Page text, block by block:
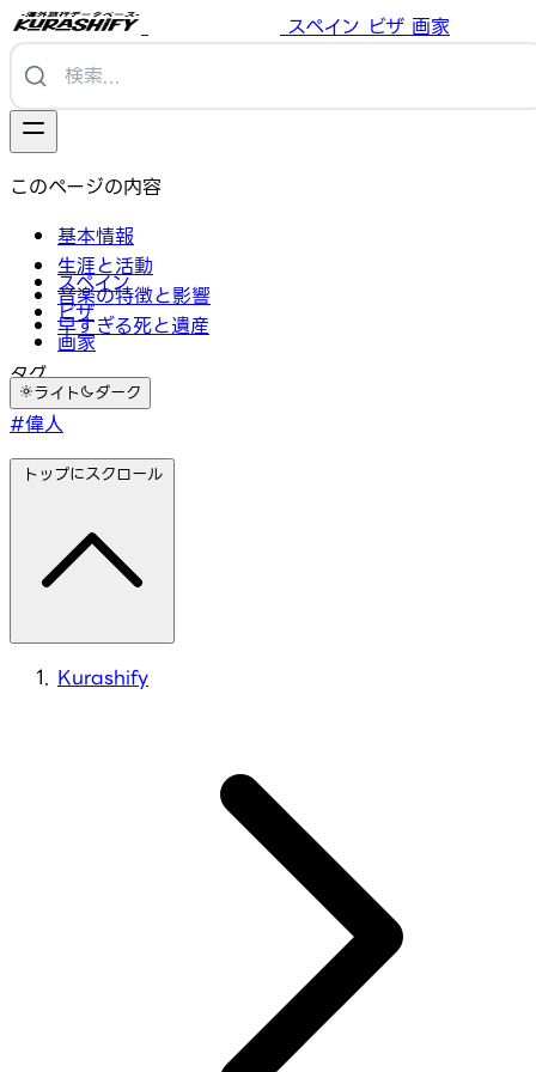
スペイン ビザ 画家
スペイン
ビザ
画家
ライト ダーク
このページの内容
基本情報
生涯と活動
音楽の特徴と影響
早すぎる死と遺産
タグ
#偉人
トップにスクロール
Kurashify